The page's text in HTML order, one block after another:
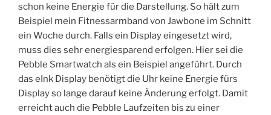
schon keine Energie für die Darstellung. So hält zum
Beispiel mein Fitnessarmband von Jawbone im Schnitt
ein Woche durch. Falls ein Display eingesetzt wird,
muss dies sehr energiesparend erfolgen. Hier sei die
Pebble Smartwatch als ein Beispiel angeführt. Durch
das eInk Display benötigt die Uhr keine Energie fürs
Display so lange darauf keine Änderung erfolgt. Damit
erreicht auch die Pebble Laufzeiten bis zu einer